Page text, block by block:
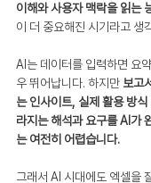
이해와 사용자 맥락을 읽는
이 더 중요해진 시기라고 생
AI는 데이터를 입력하면 요
우 뛰어납니다. 하지만 보고
는 인사이트, 실제 활용 방
라지는 해석과 요구를 AI가
는 여전히 어렵습니다.
그래서 AI 시대에도 엑셀을